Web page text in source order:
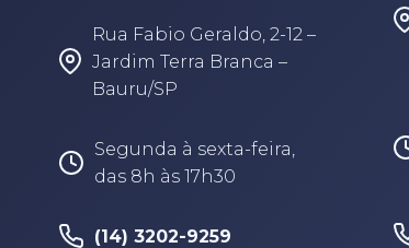
Rua Fabio Geraldo, 2-12 –
Jardim Terra Branca –
Bauru/SP
Segunda à sexta-feira,
das 8h às 17h30
(14) 3202-9259